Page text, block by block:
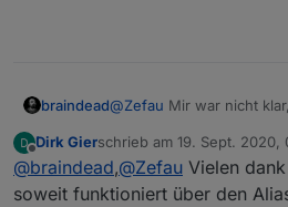
braindead@Zefau Mir war nicht
oben). Nur wenn User
müssen Sie sich
Du baust etwas in jarvis
Offline
Dirk Gierschrieb am 19. Sept. 2020,
zuletzt editiert von
@braindead,@Zefau Vielen
soweit funktioniert über den